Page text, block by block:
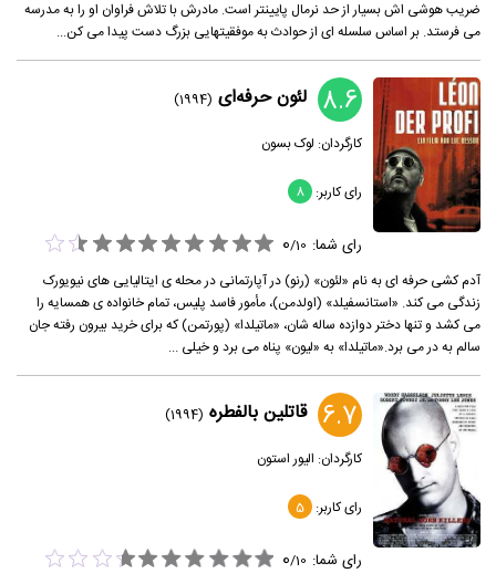
ضریب هوشی اش بسیار از حد نرمال پایینتر است. مادرش با تلاش فراوان او را به مدرسه
می فرستد. بر اساس سلسله ای از حوادث به موفقیتهایی بزرگ دست پیدا می کن...
8.6 لئون حرفه‌ای (1994)
کارگردان: لوک بسون
رای کاربر: 8
رای شما: 0/10
آدم کشی حرفه ای به نام «لئون» (رنو) در آپارتمانی در محله ی ایتالیایی های نیویورک
زندگی می کند. «استانسفیلد» (اولدمن)، مأمور فاسد پلیس، تمام خانواده ی همسایه را
می کشد و تنها دختر دوازده ساله شان، «ماتیلدا» (پورتمن) که برای خرید بیرون رفته جان
سالم به در می برد.«ماتیلدا» به «لیون» پناه می برد و خیلی ...
6.7 قاتلین بالفطره (1994)
کارگردان: الیور استون
رای کاربر: 5
رای شما: 0/10